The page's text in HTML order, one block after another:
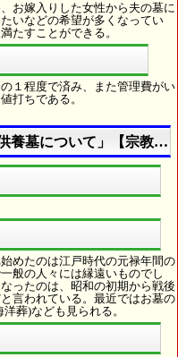
お嫁入りした女性から夫の墓に
いなどの希望が多くなってい
たすことができる。
１程度で済み、また管理費がい
打ちである。
養墓について」【宗教語
めたのは江戸時代の元禄年間の
般の人々には縁遠いものでし
ったのは、昭和の初期から戦後
言われている。最近ではお墓の
葬)なども見られる。